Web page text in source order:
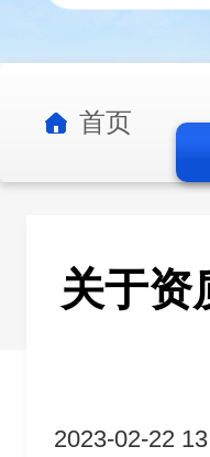
首页
关于资
2023-02-22